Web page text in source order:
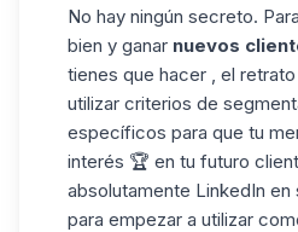
No hay ningún secreto.
bien y ganar nuevos
tienes que hacer , el
utilizar criterios de
específicos para que tu
interés 🏆 en tu futuro
absolutamente LinkedIn en
para empezar a utilizar